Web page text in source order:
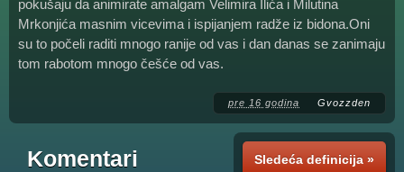
pokušaju da animirate amalgam Velimira Ilića i Milutina
Mrkonjića masnim vicevima i ispijanjem radže iz bidona.Oni
su to počeli raditi mnogo ranije od vas i dan danas se zanimaju
tom rabotom mnogo češće od vas.
pre 16 godina Gvozzden
Sledeća definicija »
Komentari